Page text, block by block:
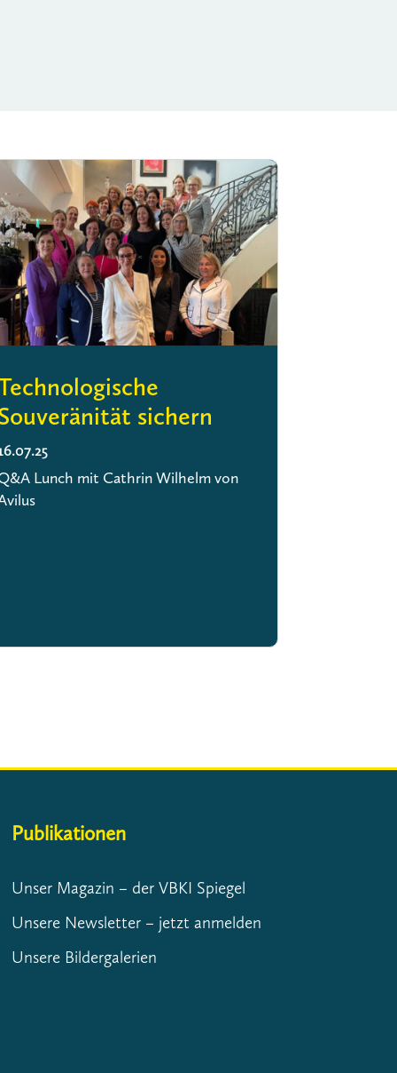
sichern
Lunch mit Cathrin Wilhelm von
Publikationen
Unser Magazin – der VBKI Spiegel
Unsere Newsletter – jetzt anmelden
Unsere Bildergalerien